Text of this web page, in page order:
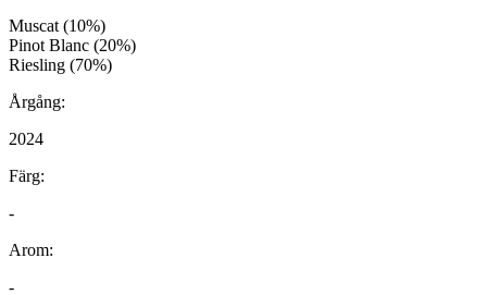
Muscat (10%)
Pinot Blanc (20%)
Riesling (70%)
Årgång:
2024
Färg:
-
Arom:
-